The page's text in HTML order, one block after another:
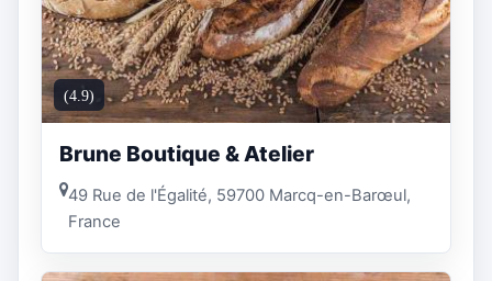
(4.9)
Brune Boutique & Atelier
49 Rue de l'Égalité, 59700 Marcq-en-Barœul,
France